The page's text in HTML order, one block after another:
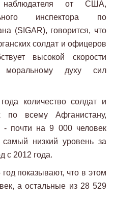
от США,
инспектора по
(SIGAR), говорится, что
солдат и офицеров
высокой скорости
духу сил
количество солдат и
по всему Афганистану,
почти на 9 000 человек
низкий уровень за
с 2012 года.
показывают, что в этом
а остальные из 28 529